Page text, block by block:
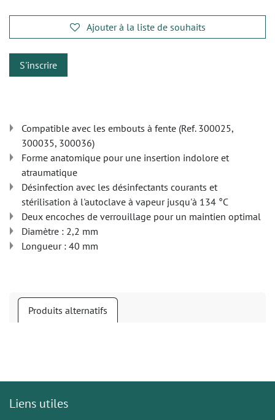
Ajouter à la liste de souhaits
S'inscrire
Compatible avec les embouts à fente (Ref. 300025,
300035, 300036)
Forme anatomique pour une insertion indolore et
atraumatique
Désinfection avec les désinfectants courants et
stérilisation à l'autoclave à vapeur jusqu'à 134 °C
Deux encoches de verrouillage pour un maintien optimal
Diamètre : 2,2 mm
Longueur : 40 mm
Produits alternatifs
Liens utiles